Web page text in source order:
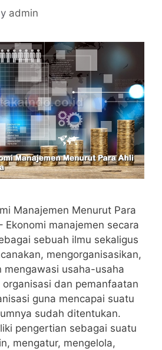
admin
Manajemen Menurut Para
Ekonomi manajemen secara
sebuah ilmu sekaligus
mengorganisasikan,
mengawasi usaha-usaha
dan pemanfaatan
guna mencapai suatu
sudah ditentukan.
pengertian sebagai suatu
mengatur, mengelola,